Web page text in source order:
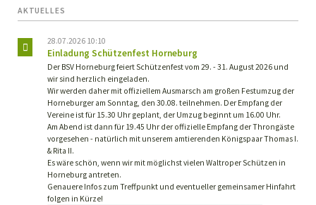
AKTUELLES
28.07.2026 10:10
Einladung Schützenfest Horneburg
Der BSV Horneburg feiert Schützenfest vom 29. - 31. August 2026 und
wir sind herzlich eingeladen.
Wir werden daher mit offiziellem Ausmarsch am großen Festumzug der
Horneburger am Sonntag, den 30.08. teilnehmen. Der Empfang der
Vereine ist für 15.30 Uhr geplant, der Umzug beginnt um 16.00 Uhr.
Am Abend ist dann für 19.45 Uhr der offizielle Empfang der Throngäste
vorgesehen - natürlich mit unserem amtierenden Königspaar Thomas I.
& Rita II.
Es wäre schön, wenn wir mit möglichst vielen Waltroper Schützen in
Horneburg antreten.
Genauere Infos zum Treffpunkt und eventueller gemeinsamer Hinfahrt
folgen in Kürze!